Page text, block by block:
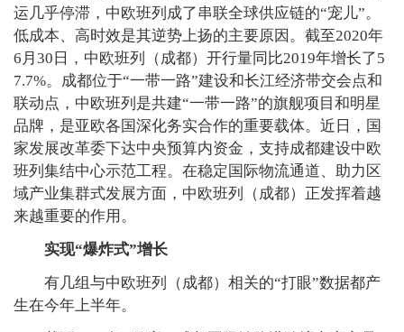
运几乎停滞，中欧班列成了串联全球供应链的“宠儿”。
低成本、高时效是其逆势上扬的主要原因。截至2020年
6月30日，中欧班列（成都）开行量同比2019年增长了5
7.7%。成都位于“一带一路”建设和长江经济带交会点和
联动点，中欧班列是共建“一带一路”的旗舰项目和明星
品牌，是亚欧各国深化务实合作的重要载体。近日，国
家发展改革委下达中央预算内资金，支持成都建设中欧
班列集结中心示范工程。在稳定国际物流通道、助力区
域产业集群式发展方面，中欧班列（成都）正发挥着越
来越重要的作用。
实现“爆炸式”增长
有几组与中欧班列（成都）相关的“打眼”数据都产
生在今年上半年。